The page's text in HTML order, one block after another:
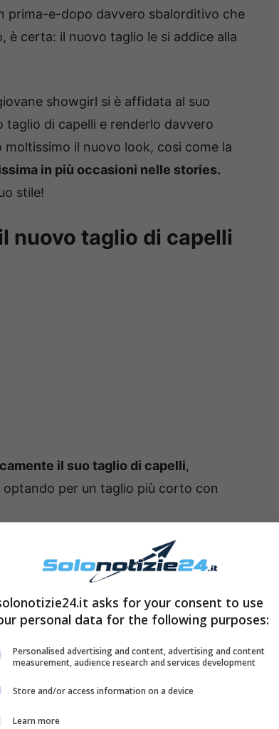
prima-e-dopo davvero sbalorditivo che
è certa: il nuovo taglio le si addice alla
showgirl si è affidata al suo
di capelli e renderlo davvero
il nuovo look, cosi come la
in più occasioni nelle stories.
stile!
nuovo taglio di capelli
il suo taglio di capelli,
per un taglio più corto con
asks for your consent to use
personal data for the following purposes:
Personalised advertising and content, advertising and content
measurement, audience research and services development
Store and/or access information on a device
Learn more